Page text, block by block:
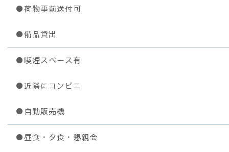
●荷物事前送付可
●備品貸出
●喫煙スペース有
●近隣にコンビニ
●自動販売機
●昼食・夕食・懇親会